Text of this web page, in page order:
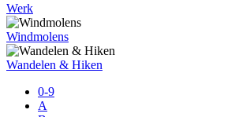
Werk
Windmolens
Wandelen & Hiken
0-9
A